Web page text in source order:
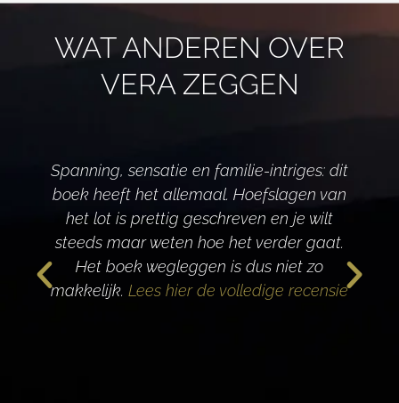
WAT ANDEREN OVER
VERA ZEGGEN
Spanning, sensatie en familie-intriges: dit
boek heeft het allemaal. Hoefslagen van
het lot is prettig geschreven en je wilt
steeds maar weten hoe het verder gaat.
Het boek wegleggen is dus niet zo
makkelijk. Lees hier de volledige recensie